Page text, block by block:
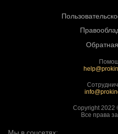
Copyright 2022
Все права
Мы в соцсетях: